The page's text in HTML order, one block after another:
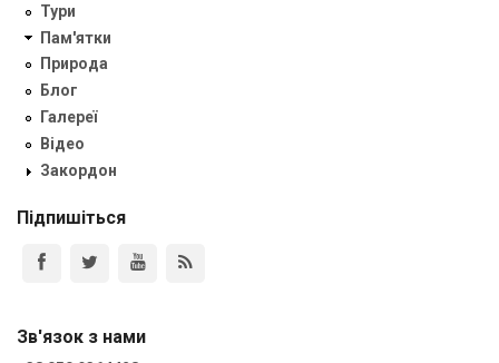
Тури
Пам'ятки
Природа
Блог
Галереї
Відео
Закордон
Підпишіться
Зв'язок з нами